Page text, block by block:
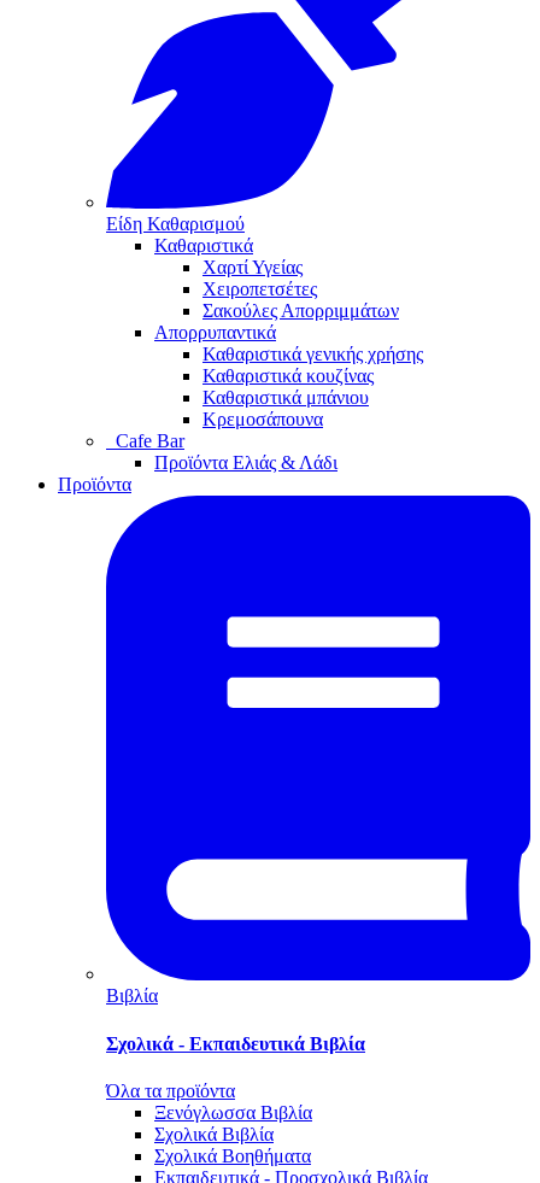
Είδη Καθαρισμού
Καθαριστικά
Χαρτί Υγείας
Χειροπετσέτες
Σακούλες Απορριμμάτων
Απορρυπαντικά
Καθαριστικά γενικής χρήσης
Καθαριστικά κουζίνας
Καθαριστικά μπάνιου
Κρεμοσάπουνα
Cafe Bar
Προϊόντα Ελιάς & Λάδι
Προϊόντα
Βιβλία
Σχολικά - Εκπαιδευτικά Βιβλία
Όλα τα προϊόντα
Ξενόγλωσσα Βιβλία
Σχολικά Βιβλία
Σχολικά Βοηθήματα
Εκπαιδευτικά - Προσχολικά Βιβλία